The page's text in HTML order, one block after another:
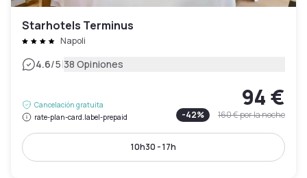
Starhotels Terminus
Napoli
4.6/5|38 Opiniones
Cancelación gratuita
rate-plan-card.label-prepaid
94 €
-42% 160 €por la noche
10h30 - 17h